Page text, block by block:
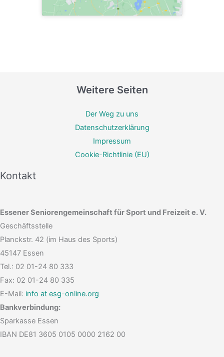
Weitere Seiten
Der Weg zu uns
Datenschutzerklärung
Impressum
Cookie-Richtlinie (EU)
Kontakt
Essener Seniorengemeinschaft für Sport und Freizeit e. V.
Geschäftsstelle
Planckstr. 42 (im Haus des Sports)
45147 Essen
Tel.: 02 01-24 80 333
Fax: 02 01-24 80 335
E-Mail: info at esg-online.org
Bankverbindung:
Sparkasse Essen
IBAN DE81 3605 0105 0000 2162 00